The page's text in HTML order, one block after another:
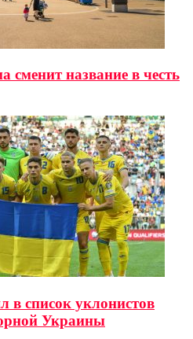
сменит название в честь
в список уклонистов
Украины